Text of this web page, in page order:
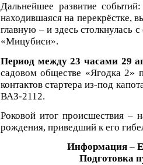
Дальнейшее развитие
находившаяся на перекрёстке,
главную – и здесь столкнулась
«Мицубиси».
Период между 23 часами 29
садовом обществе «Ягодка 2»
контактов стартера из-под
ВАЗ-2112.
Роковой итог происшествия –
рождения, приведший к его
Информация –
Подготовка